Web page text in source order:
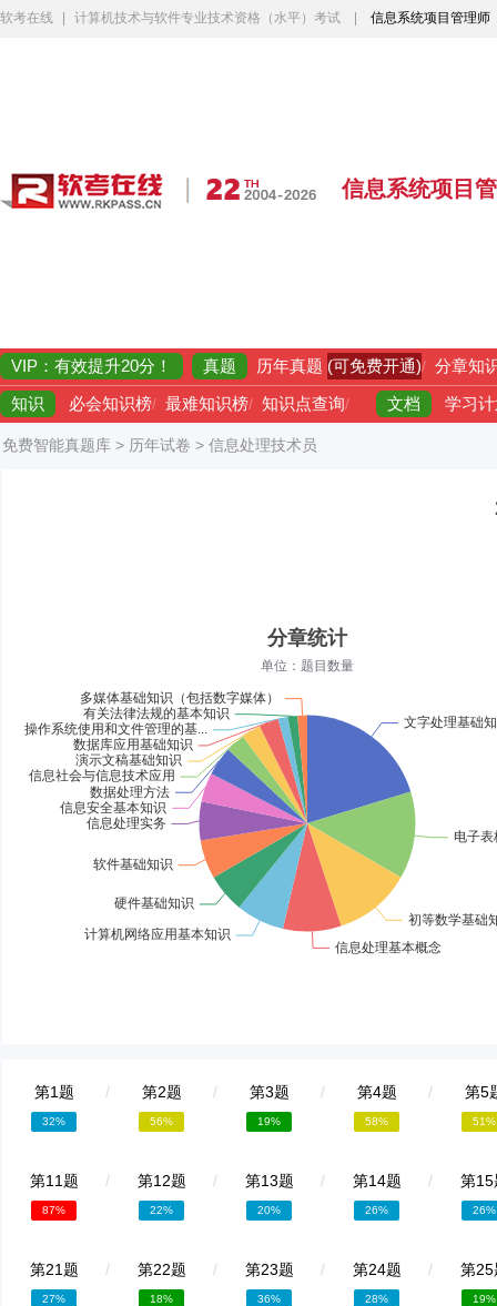
软考在线 计算机技术与软件专业技术资格（水平）考试 信息系统项目管理师
信息系统项目
VIP：有效提升20分！ 真题 历年真题 (可免费开通)/ 分章知
知识 必会知识榜/ 最难知识榜/ 知识点查询/ 文档 学习
免费智能真题库 > 历年试卷 > 信息处理技术员
第1题 /
32%
第2题 /
56%
第3题 /
19%
第4题 /
58%
第5
51%
第11题 /
87%
第12题 /
22%
第13题 /
20%
第14题 /
26%
第15
26%
第21题 /
27%
第22题 /
18%
第23题 /
36%
第24题 /
28%
第25
19%